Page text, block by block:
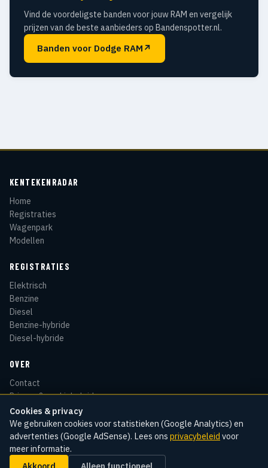
Cookies & privacy
We gebruiken cookies voor statistieken (Google Analytics) en
advertenties (Google AdSense). Lees ons privacybeleid voor
meer informatie.
Vind de voordeligste banden voor jouw RAM en vergelijk
prijzen van de beste aanbieders op Bandenspotter.nl.
Banden voor Dodge RAM ↗
KENTEKENRADAR
Home
Registraties
Wagenpark
Modellen
REGISTRATIES
Elektrisch
Benzine
Diesel
Benzine-hybride
Diesel-hybride
OVER
Contact
Privacy & cookiebeleid
Disclaimer
Sitemap